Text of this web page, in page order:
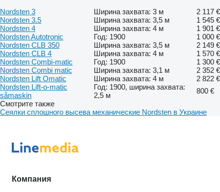
Nordsten 3 Ширина захвата: 3 м
2 117 €
Nordsten 3.5
Ширина захвата: 3,5 м
1 545 €
Nordsten 4
Ширина захвата: 4 м
1 901 €
Nordsten Autotronic
Год: 1900
1 000 €
Nordsten CLB 350
Ширина захвата: 3,5 м
2 149 €
Nordsten CLB 4
Ширина захвата: 4 м
1 570 €
Nordsten Combi-matic
Год: 1900
1 300 €
Nordsten Combi matic
Ширина захвата: 3,1 м
2 352 €
Nordsten Lift Omatic
Ширина захвата: 4 м
2 822 €
Nordsten Lift-o-matic
såmaskin
Год: 1900, ширина захвата:
2,5 м
800 €
Смотрите также
Сеялки сплошного высева механические Nordsten в Украине
Компания